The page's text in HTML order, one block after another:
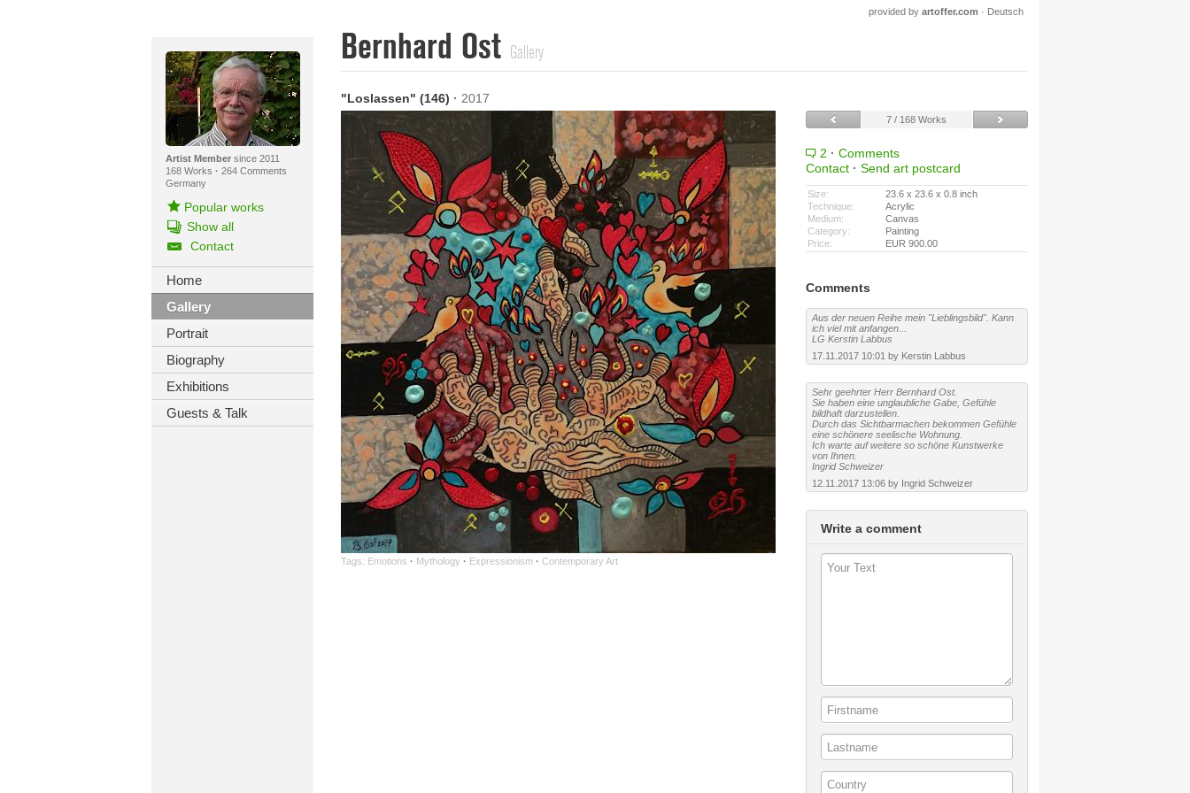
Artist Membersince 2011
168 Works · 264 Comments
Germany
Popular works
Show all
Contact
Home
Gallery
Portrait
Biography
Exhibitions
Guests & Talk
provided by artoffer.com · Deutsch
Bernhard Ost Gallery
"Loslassen" (146) · 2017
Tags: Emotions · Mythology · Expressionism · Contemporary Art
7 / 168 Works
2 · Comments
Contact · Send art postcard
Size:
23.6 x 23.6 x 0.8 inch
Technique:
Acrylic
Medium:
Canvas
Category:
Painting
Price:
EUR 900.00
Comments
Aus der neuen Reihe mein "Lieblingsbild". Kann
ich viel mit anfangen...
LG Kerstin Labbus
17.11.2017 10:01 by Kerstin Labbus
Sehr geehrter Herr Bernhard Ost.
Sie haben eine unglaubliche Gabe, Gefühle
bildhaft darzustellen.
Durch das Sichtbarmachen bekommen Gefühle
eine schönere seelische Wohnung.
Ich warte auf weitere so schöne Kunstwerke
von Ihnen.
Ingrid Schweizer
12.11.2017 13:06 by Ingrid Schweizer
Write a comment